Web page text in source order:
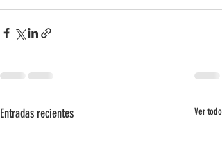
Entradas recientes Ver todo